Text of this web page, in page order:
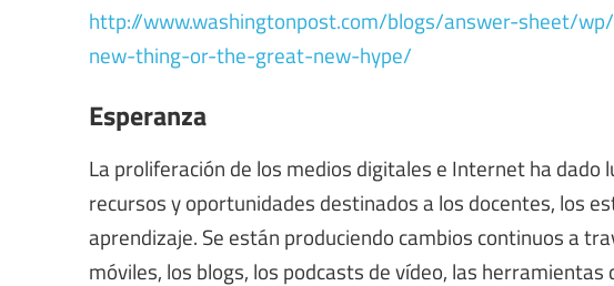
http://www.washingtonpost.com/blogs/answer-sheet/
new-thing-or-the-great-new-hype/
Esperanza
La proliferación de los medios digitales e Internet ha
recursos y oportunidades destinados a los docentes, los
aprendizaje. Se están produciendo cambios continuos a
móviles, los blogs, los podcasts de vídeo, las herramientas